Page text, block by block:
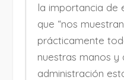
la importancia de
que “nos
prácticamente
nuestras manos y
administración